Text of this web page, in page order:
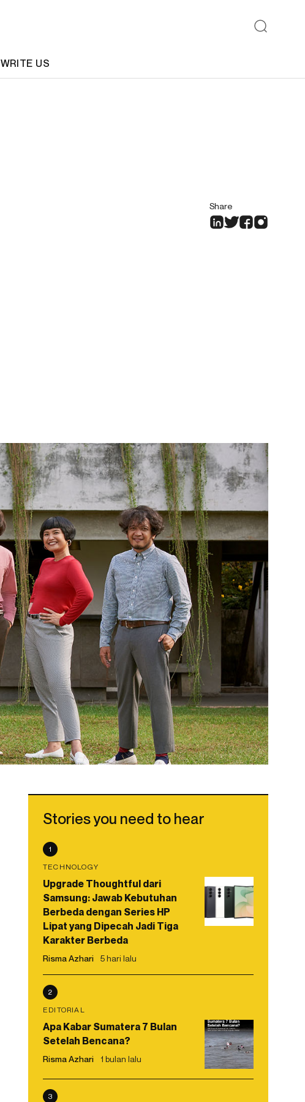
WRITE US
Share
Stories you need to hear
1
TECHNOLOGY
Upgrade Thoughtful dari
Samsung: Jawab Kebutuhan
Berbeda dengan Series HP
Lipat yang Dipecah Jadi Tiga
Karakter Berbeda
Risma Azhari 5 hari lalu
2
EDITORIAL
Apa Kabar Sumatera 7 Bulan
Setelah Bencana?
Risma Azhari 1 bulan lalu
3